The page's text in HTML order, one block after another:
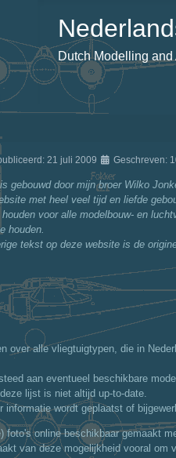
Dutch Modelling and
21 juli 2009 Geschreven:
gebouwd door mijn broer Wilko
met heel veel tijd en liefde
voor alle modelbouw- en
houden.
tekst op deze website is de
over alle vliegtuigtypen, die in
aan eventueel beschikbare
lijst is niet altijd up-to-date.
wordt geplaatst of
foto's online beschikbaar gemaakt
van deze mogelijkheid vooral